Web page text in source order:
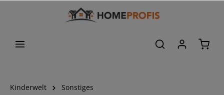
Kinderwelt Sonstiges